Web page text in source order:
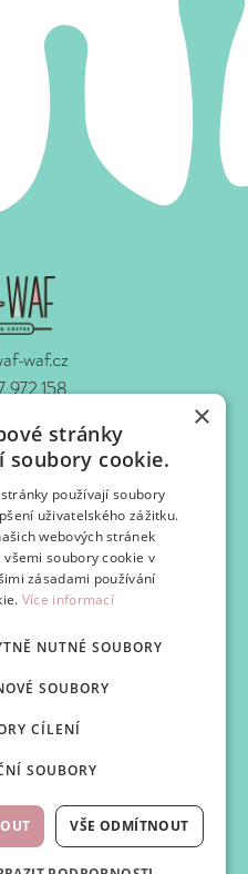
waf.cz
972 158
nás!
jak je pro vás připravíme.
k WafClub
získejte slevy a speciální
návštěvě.
práva vyhrazena.
×
stránky
soubory cookie.
používají soubory
uživatelského zážitku.
webových stránek
soubory cookie v
zásadami používání
Více informací
NUTNÉ SOUBORY
SOUBORY
CÍLENÍ
SOUBORY
VŠE ODMÍTNOUT